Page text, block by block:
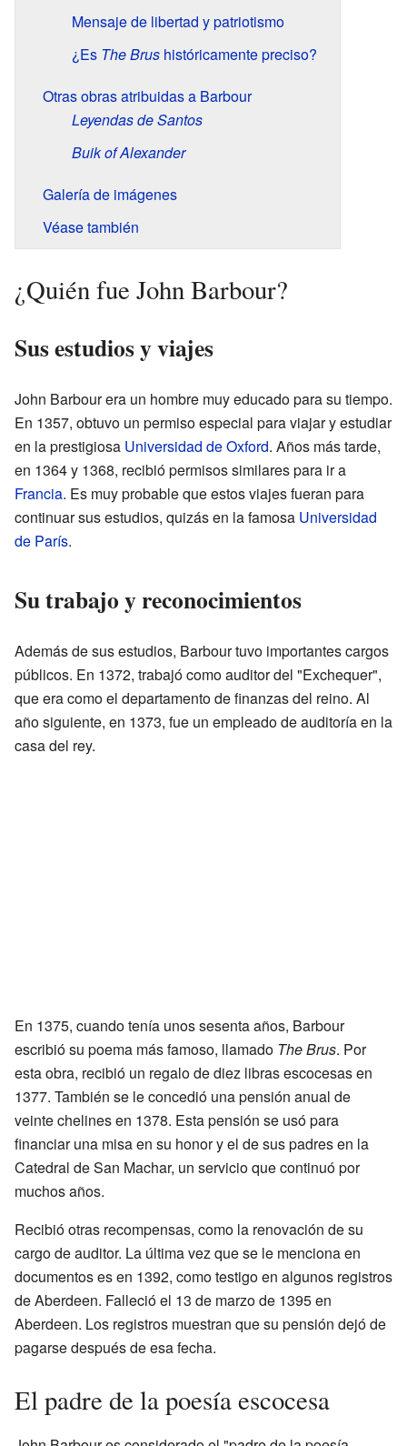
Mensaje de libertad y patriotismo
¿Es The Brus históricamente preciso?
Otras obras atribuidas a Barbour
Leyendas de Santos
Buik of Alexander
Galería de imágenes
Véase también
¿Quién fue John Barbour?
Sus estudios y viajes
John Barbour era un hombre muy educado para su tiempo.
En 1357, obtuvo un permiso especial para viajar y estudiar
en la prestigiosa Universidad de Oxford. Años más tarde,
en 1364 y 1368, recibió permisos similares para ir a
Francia. Es muy probable que estos viajes fueran para
continuar sus estudios, quizás en la famosa Universidad
de París.
Su trabajo y reconocimientos
Además de sus estudios, Barbour tuvo importantes cargos
públicos. En 1372, trabajó como auditor del "Exchequer",
que era como el departamento de finanzas del reino. Al
año siguiente, en 1373, fue un empleado de auditoría en la
casa del rey.
En 1375, cuando tenía unos sesenta años, Barbour
escribió su poema más famoso, llamado The Brus. Por
esta obra, recibió un regalo de diez libras escocesas en
1377. También se le concedió una pensión anual de
veinte chelines en 1378. Esta pensión se usó para
financiar una misa en su honor y el de sus padres en la
Catedral de San Machar, un servicio que continuó por
muchos años.
Recibió otras recompensas, como la renovación de su
cargo de auditor. La última vez que se le menciona en
documentos es en 1392, como testigo en algunos registros
de Aberdeen. Falleció el 13 de marzo de 1395 en
Aberdeen. Los registros muestran que su pensión dejó de
pagarse después de esa fecha.
El padre de la poesía escocesa